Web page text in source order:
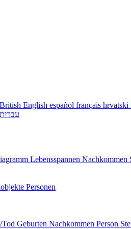
British English español français hrvatski
עברית
Lebensspannen Nachkommen
Personen
Tod Geburten Nachkommen Person